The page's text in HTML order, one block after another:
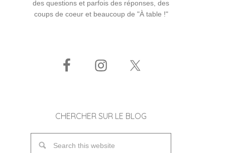
des questions et parfois des réponses, des
coups de coeur et beaucoup de "À table !"
CHERCHER SUR LE BLOG